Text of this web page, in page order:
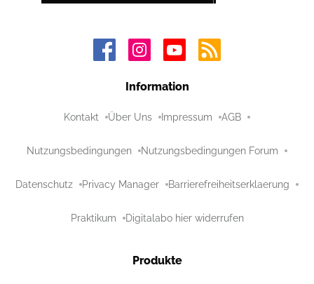
Information
Kontakt Über Uns Impressum AGB
Nutzungsbedingungen Nutzungsbedingungen Forum
Datenschutz Privacy Manager Barrierefreiheitserklaerung
Praktikum Digitalabo hier widerrufen
Produkte